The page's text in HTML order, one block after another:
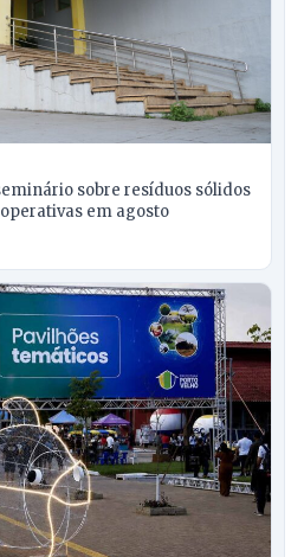
sobre resíduos sólidos
em agosto